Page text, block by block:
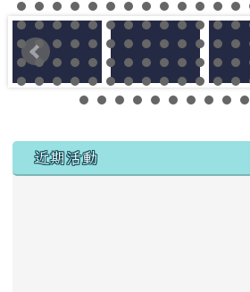
左邊區域內容
近期活動